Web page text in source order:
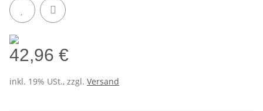
42,96 €
inkl. 19% USt., zzgl. Versand